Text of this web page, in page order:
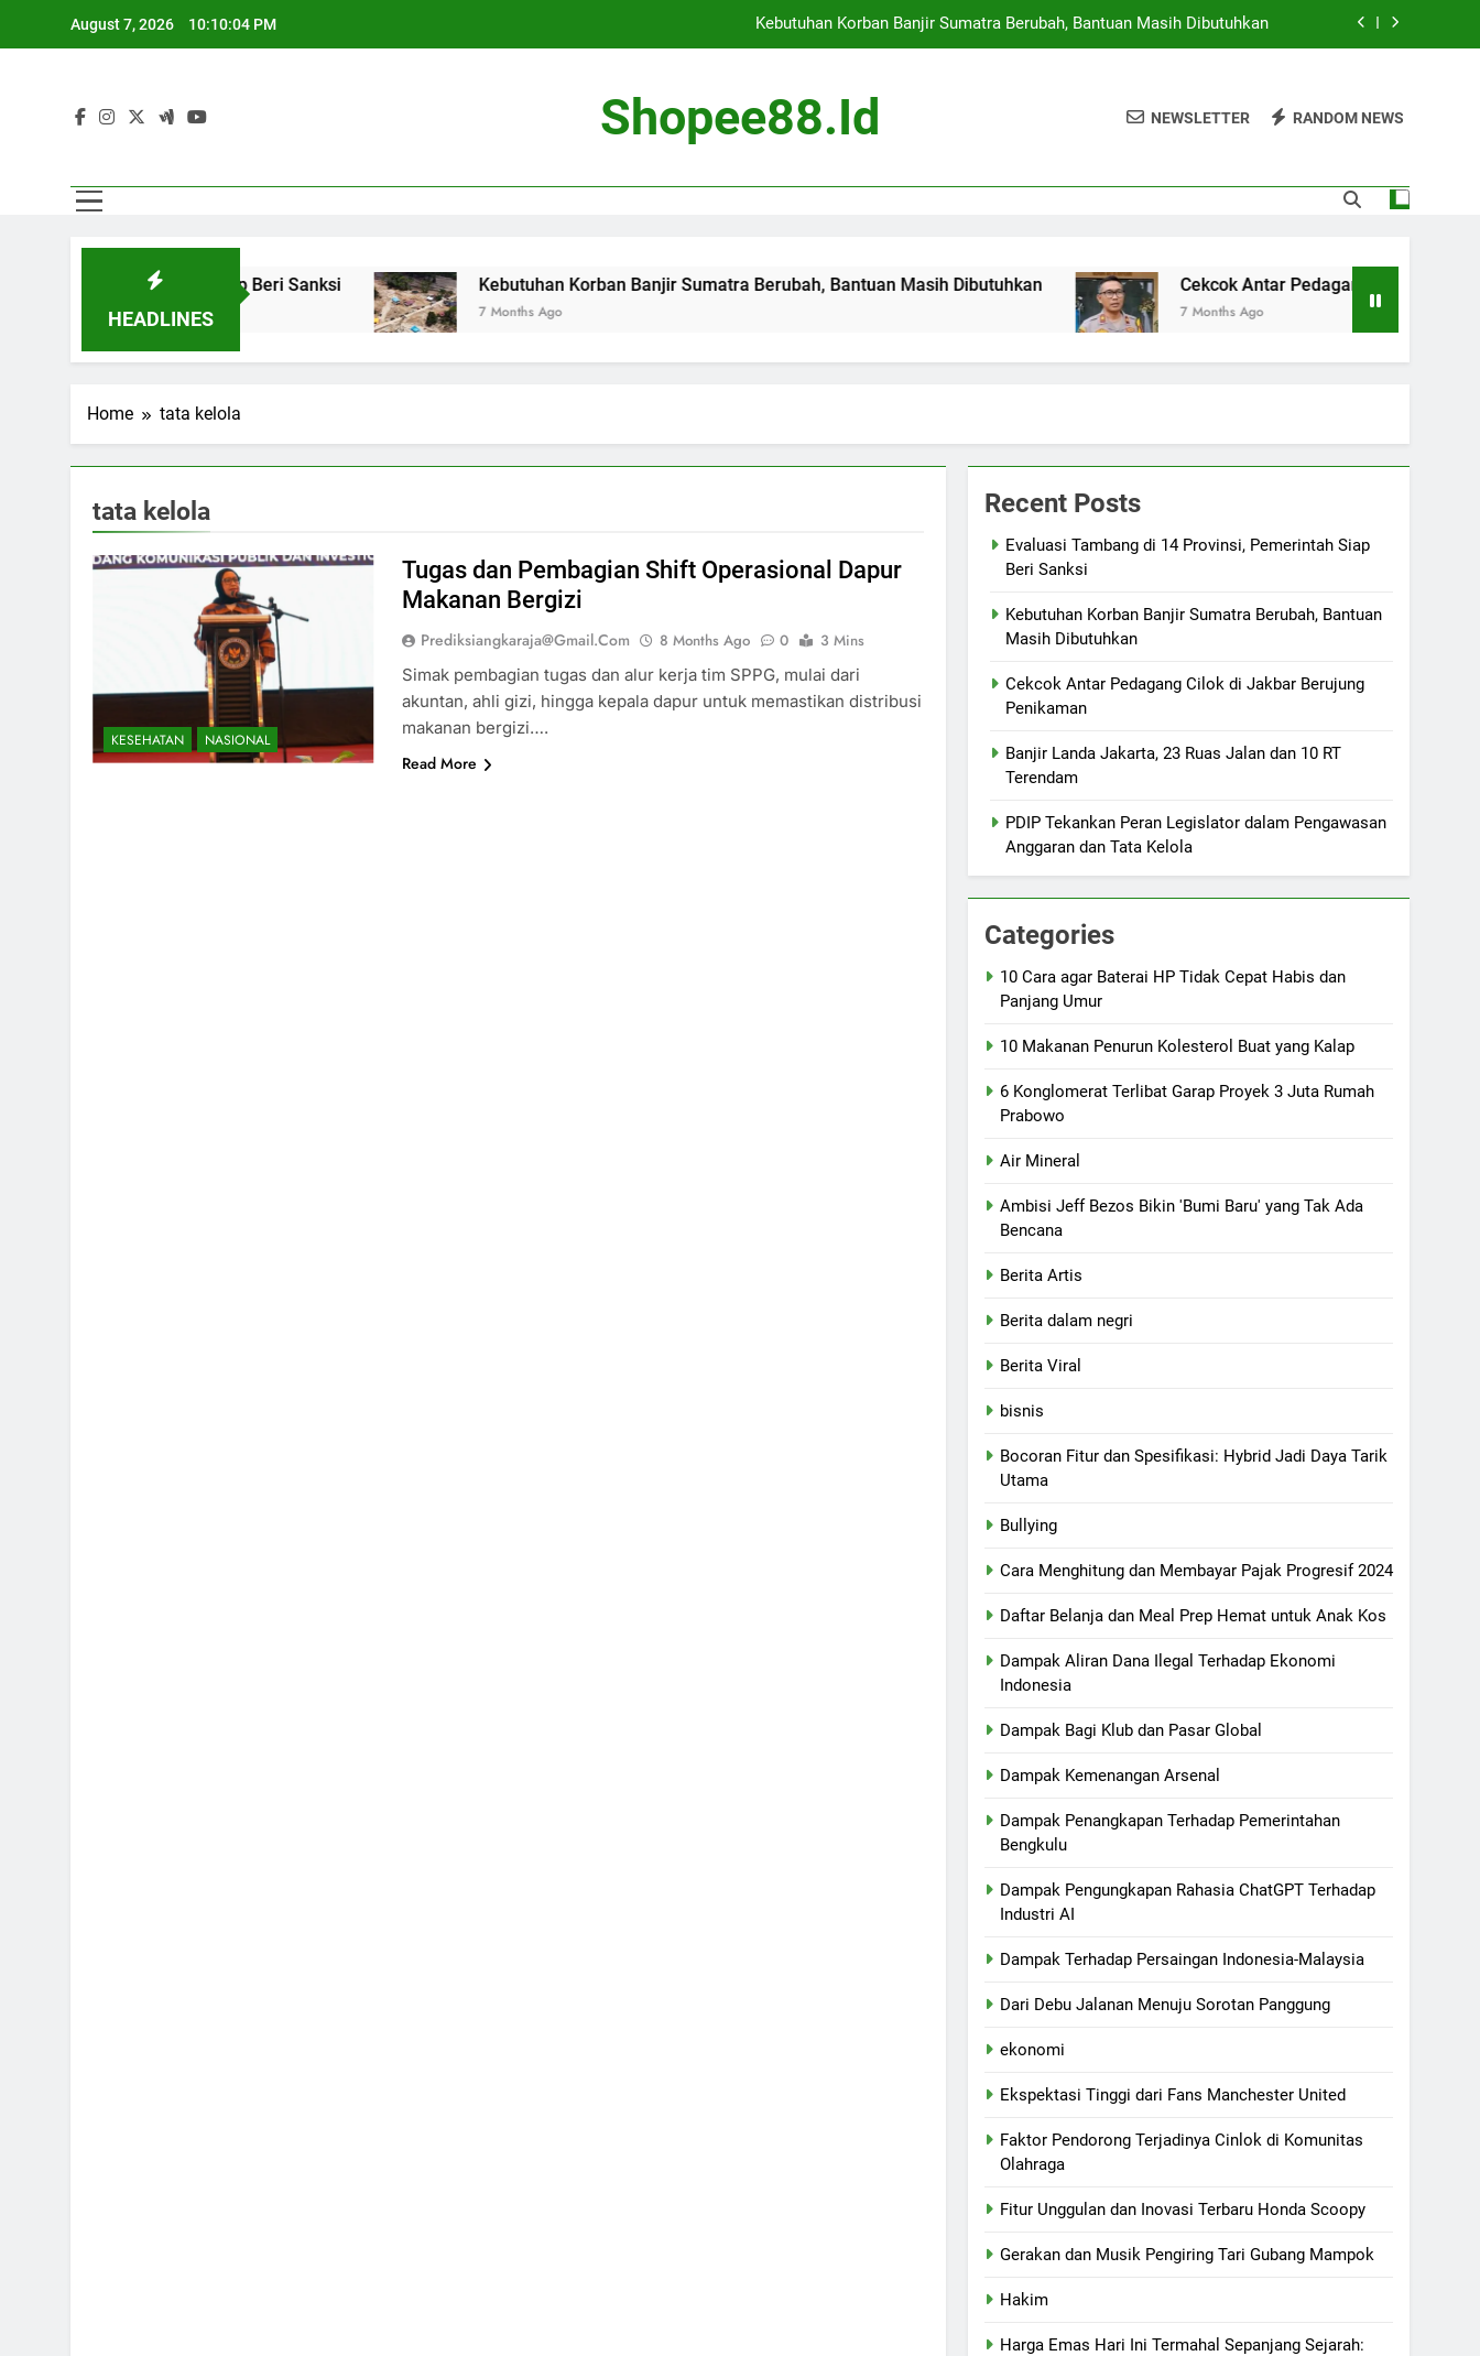
August 7, 2026 10:10:05 PM Kebutuhan Korban Banjir Sumatra Berubah, Bantuan Masih Dibutuhkan
Banjir Landa Jakarta, 23 Ruas Jalan dan 10 RT Terendam
Banjir Landa Jakarta, 23 Ruas Jalan dan 10 RT Terendam
Shopee88.id NEWSLETTER RANDOM NEWS
HEADLINES
Pemerintah Siap Beri Sanksi Kebutuhan Korban Banjir Sumatra Berubah, Bantuan Masih Dibutuhkan
7 Months Ago
Cekcok Antar Pedagang Cilok di Jakbar Berujung
7 Months Ago
Home tata kelola
tata kelola
KESEHATAN NASIONAL
Tugas dan Pembagian Shift Operasional Dapur
Makanan Bergizi
Prediksiangkaraja@gmail.com 8 Months Ago 0
3 Mins
Simak pembagian tugas dan alur kerja tim SPPG, mulai dari
akuntan, ahli gizi, hingga kepala dapur untuk memastikan distribusi
makanan bergizi….
Read More
Recent Posts
Evaluasi Tambang di 14 Provinsi, Pemerintah Siap
Beri Sanksi
Kebutuhan Korban Banjir Sumatra Berubah, Bantuan
Masih Dibutuhkan
Cekcok Antar Pedagang Cilok di Jakbar Berujung
Penikaman
Banjir Landa Jakarta, 23 Ruas Jalan dan 10 RT
Terendam
PDIP Tekankan Peran Legislator dalam Pengawasan
Anggaran dan Tata Kelola
Categories
10 Cara agar Baterai HP Tidak Cepat Habis dan
Panjang Umur
10 Makanan Penurun Kolesterol Buat yang Kalap
6 Konglomerat Terlibat Garap Proyek 3 Juta Rumah
Prabowo
Air Mineral
Ambisi Jeff Bezos Bikin 'Bumi Baru' yang Tak Ada
Bencana
Berita Artis
Berita dalam negri
Berita Viral
bisnis
Bocoran Fitur dan Spesifikasi: Hybrid Jadi Daya Tarik
Utama
Bullying
Cara Menghitung dan Membayar Pajak Progresif 2024
Daftar Belanja dan Meal Prep Hemat untuk Anak Kos
Dampak Aliran Dana Ilegal Terhadap Ekonomi
Indonesia
Dampak Bagi Klub dan Pasar Global
Dampak Kemenangan Arsenal
Dampak Penangkapan Terhadap Pemerintahan
Bengkulu
Dampak Pengungkapan Rahasia ChatGPT Terhadap
Industri AI
Dampak Terhadap Persaingan Indonesia-Malaysia
Dari Debu Jalanan Menuju Sorotan Panggung
ekonomi
Ekspektasi Tinggi dari Fans Manchester United
Faktor Pendorong Terjadinya Cinlok di Komunitas
Olahraga
Fitur Unggulan dan Inovasi Terbaru Honda Scoopy
Gerakan dan Musik Pengiring Tari Gubang Mampok
Hakim
Harga Emas Hari Ini Termahal Sepanjang Sejarah: